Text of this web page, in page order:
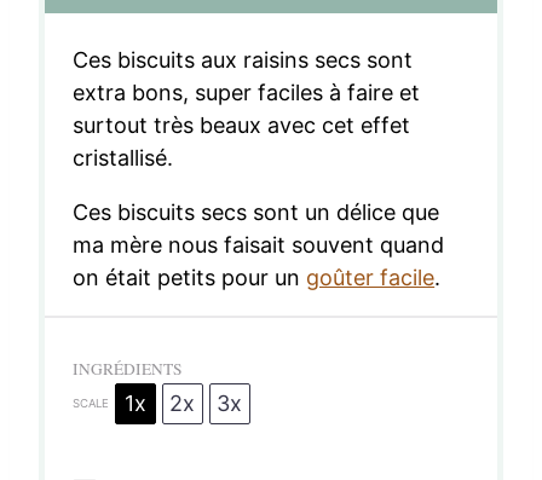
Ces biscuits aux raisins secs sont
extra bons, super faciles à faire et
surtout très beaux avec cet effet
cristallisé.
Ces biscuits secs sont un délice que
ma mère nous faisait souvent quand
on était petits pour un goûter facile.
INGRÉDIENTS
SCALE 1x 2x 3x